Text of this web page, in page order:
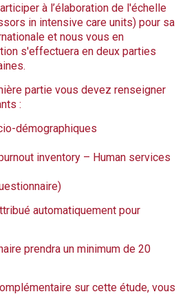
à l’élaboration de l'échelle
in intensive care units) pour sa
et nous vous en
s'effectuera en deux parties
partie vous devez renseigner
:
démographiques
inventory – Human services
automatiquement pour
prendra un minimum de 20
sur cette étude, vous